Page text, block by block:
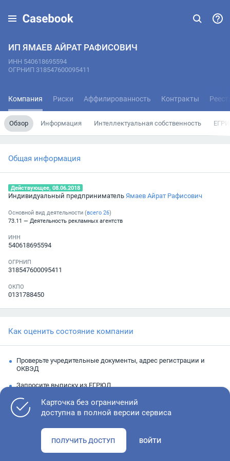
ИП ЯМАЕВ АЙРАТ РАФИСОВИЧ
ИНН 540618695594
ОГРНИП 318547600095411
Компания Риски Аффилированность Контракты
Обзор Информация Интеллектуальная собственность
Общая информация
Действующее, 08.06.2018
Индивидуальный предприниматель Ямаев Айрат Рафисович
Основной вид деятельности (всего 26)
73.11 — Деятельность рекламных агентств
ИНН
540618695594
ОГРНИП
318547600095411
ОКПО
0131788450
Как оценить состояние компании
Проверьте учредительные документы, адрес регистрации и
ОКВЭД
Запросите выписку из ЕГРЮЛ
Изучите финансовые показатели
Проверьте судебную активность и наличие долгов по
Карточка без ограничений
доступна в полной версии сервиса
ПОЛУЧИТЬ ДОСТУП ВОЙТИ